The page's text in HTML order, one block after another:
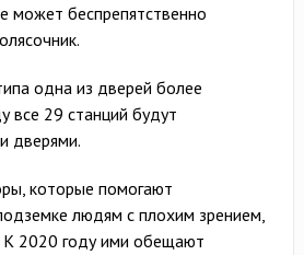
может беспрепятственно
одна из дверей более
все 29 станций будут
дверями.
которые помогают
людям с плохим зрением,
К 2020 году ими обещают